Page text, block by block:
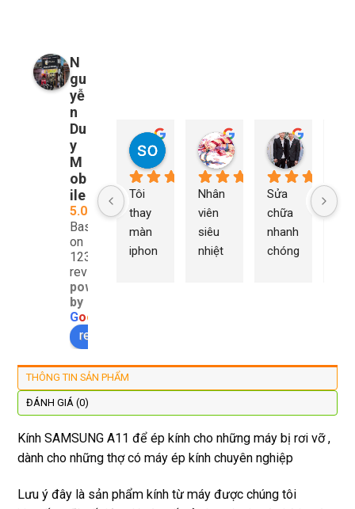
N
gu
yễ
n
Du
y
M
ob
ile
5.0
Based
on
1232
reviews
powered
by
Goo
review us on
so young
2 năm trước
Tôi
thay
màn
iphon
lại
xịn
miễn
Rất
My Nguyễn
2 năm trước
Nhân
viên
siêu
nhiệt
tôi sẽ
Sửa
chữa
nhanh
chóng
đây
dùng
trâu
n
THÔNG TIN SẢN PHẨM
ĐÁNH GIÁ (0)
Kính SAMSUNG A11 để ép kính cho những máy bị rơi vỡ ,
dành cho những thợ có máy ép kính chuyên nghiệp
Lưu ý đây là sản phẩm kính từ máy được chúng tôi